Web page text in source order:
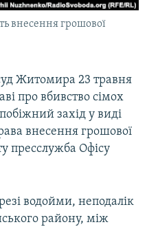
внесення грошової
Житомира 23 травня
про вбивство сімох
захід у виді
внесення грошової
пресслужба Офісу
водойми, неподалік
району, між